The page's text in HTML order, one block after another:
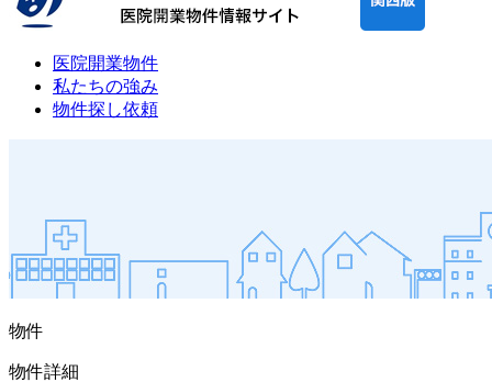
医院開業物件
私たちの強み
物件探し依頼
物件
物件詳細